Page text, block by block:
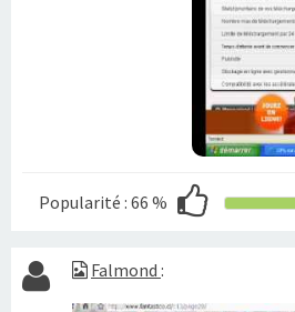
Popularité : 66 %
Falmond :